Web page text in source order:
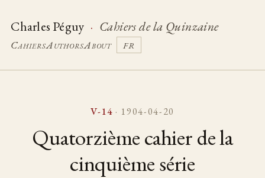
Charles Péguy · Cahiers de la Quinzaine
CahiersAuthorsAbout FR
V-14 · 1904-04-20
Quatorzième cahier de la
cinquième série